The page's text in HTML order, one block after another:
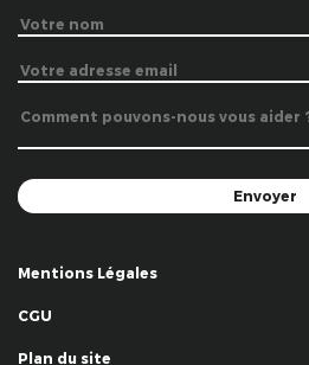
Mentions Légales
CGU
Plan du site